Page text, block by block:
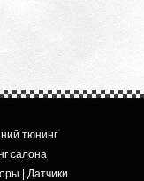
тюнинг
салона
| Датчики